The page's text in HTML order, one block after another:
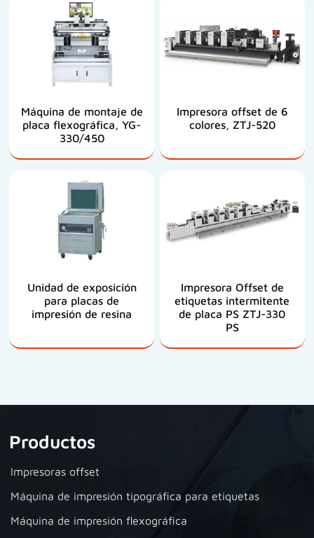
Máquina de montaje de
placa flexográfica, YG-
330/450
Impresora offset de 6
colores, ZTJ-520
Unidad de exposición
para placas de
impresión de resina
Impresora Offset de
etiquetas intermitente
de placa PS ZTJ-330
PS
Productos
Impresoras offset
Máquina de impresión tipográfica para etiquetas
Máquina de impresión flexográfica